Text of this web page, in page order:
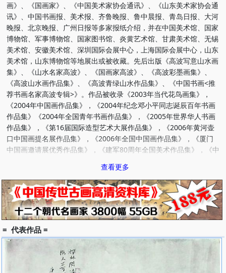
画》、《国画家》、《中国美术家协会通讯》、《山东美术家协会通
讯》、中国书画报、美术报、齐鲁晚报、鲁中晨报、青岛日报、大河
晚报、北京晚报、广州日报等多家报纸介绍，并在中国美术馆、国家
博物馆、军事博物馆、国家图书馆、炎黄艺术馆、甘肃美术馆、无锡
美术馆、安徽美术馆、深圳国际会展中心，上海国际会展中心，山东
美术馆，山东博物馆等地展出或被收藏。先后出版《高波写意山水画
集》、《山水名家高波》、《国画家高波》、《高波彩墨画集》、
《高波山水画作品集》、《高波青绿山水作品集》、《中国书画<推
荐书画名家高波专辑>》。作品被收录《2003年当代花鸟画集》，
《2004年中国画作品集》，《2004年纪念邓小平同志诞辰百年书画
作品集》《2004年全国青年书画作品集》，《2005年世界华人书画
作品集》，《第16届国际造型艺术大展作品集》，《2006年黄河壶
口中国画提名展作品集》，《2006年全国中国画作品集》，《厦门
中国画邀请展优秀作品集》，《建军80周年全国美术作品集》，《中
集》，《2008年山水画双年展作品集》，《第六届西部大地情作品
集》，《第七届中国体育美展作品集》，《第六届中国美协会员精品
集》等。
查看更多
= 代表作品 =